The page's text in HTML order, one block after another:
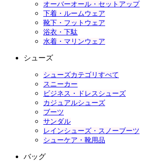
オーバーオール・セットアップ
下着・ルームウェア
靴下・フットウェア
浴衣・下駄
水着・マリンウェア
シューズ
シューズカテゴリすべて
スニーカー
ビジネス・ドレスシューズ
カジュアルシューズ
ブーツ
サンダル
レインシューズ・スノーブーツ
シューケア・靴用品
バッグ